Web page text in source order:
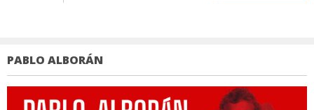
PABLO ALBORÁN